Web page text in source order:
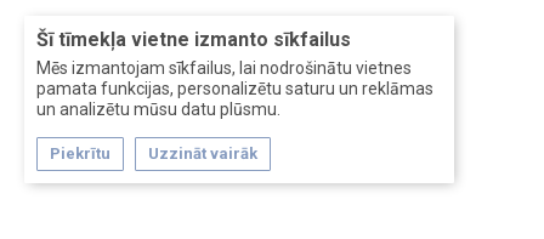
Šī tīmekļa vietne izmanto sīkfailus
Mēs izmantojam sīkfailus, lai nodrošinātu vietnes
pamata funkcijas, personalizētu saturu un reklāmas
un analizētu mūsu datu plūsmu.
Piekrītu Uzzināt vairāk